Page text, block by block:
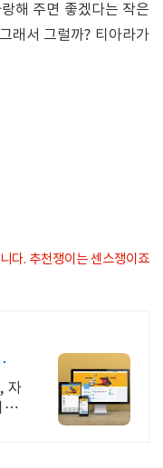
해 주면 좋겠다는 작은
래서 그럴까? 티아라가
다. 추천쟁이는 센스쟁이죠
자
전